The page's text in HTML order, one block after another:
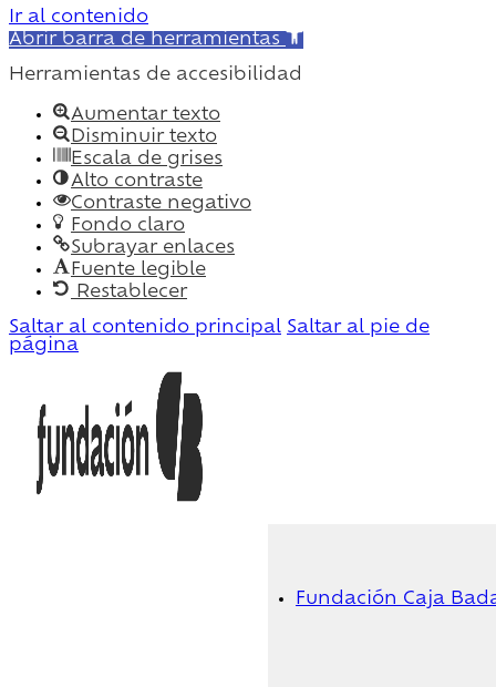
Ir al contenido
Abrir barra de herramientas
Herramientas de accesibilidad
Aumentar texto
Disminuir texto
Escala de grises
Alto contraste
Contraste negativo
Fondo claro
Subrayar enlaces
Fuente legible
Restablecer
Saltar al contenido principal Saltar al pie de
página
Fundación Caja